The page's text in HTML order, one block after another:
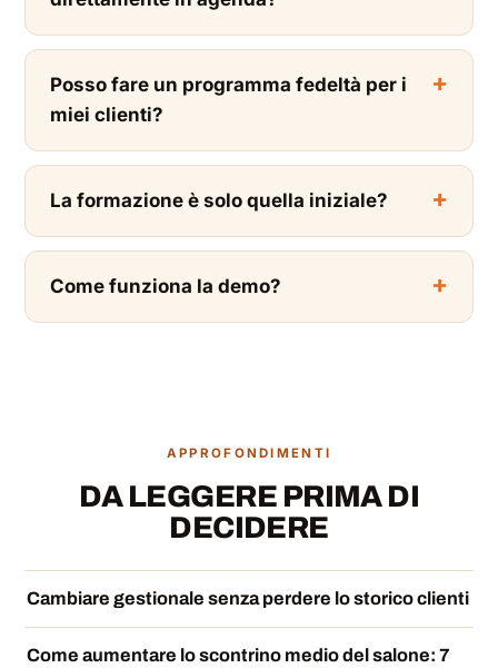
Posso fare un programma fedeltà per i
miei clienti?
La formazione è solo quella iniziale?
Come funziona la demo?
APPROFONDIMENTI
DA LEGGERE PRIMA DI
DECIDERE
Cambiare gestionale senza perdere lo storico clienti
Come aumentare lo scontrino medio del salone: 7